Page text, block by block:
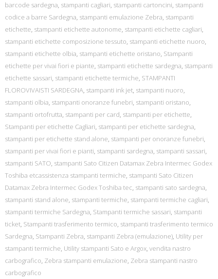
barcode sardegna, stampanti cagliari, stampanti cartoncini, stampanti
codice a barre Sardegna, stampanti emulazione Zebra, stampanti
etichette, stampanti etichette autonome, stampanti etichette cagliari,
stampanti etichette composizione tessuto, stampanti etichette nuoro,
stampanti etichette olbia, stampanti etichette oristano, Stampanti
etichette per vivai fiori e piante, stampanti etichette sardegna, stampanti
etichette sassari, stampanti etichette termiche, STAMPANTI
FLOROVIVAISTI SARDEGNA, stampanti ink jet, stampanti nuoro,
stampanti olbia, stampanti onoranze funebri, stampanti oristano,
stampanti ortofrutta, stampanti per card, stampanti per etichette,
Stampanti per etichette Cagliari, stampanti per etichette sardegna,
stampanti per etichette stand alone, stampanti per onoranze funebri,
stampanti per vivai fiori e pianti, stampanti sardegna, stampanti sassari,
stampanti SATO, stampanti Sato Citizen Datamax Zebra Intermec Godex
Toshiba etcassistenza stampanti termiche, stampanti Sato Citizen
Datamax Zebra Intermec Godex Toshiba tec, stampanti sato sardegna,
stampanti stand alone, stampanti termiche, stampanti termiche cagliari,
stampanti termiche Sardegna, Stampanti termiche sassari, stampanti
ticket, Stampanti trasferimento termico, stampanti trasferimento termico
Sardegna, Stampanti Zebra, stampanti Zebra (emulazione), Utility per
stampanti termiche, Utility stampanti Sato e Argox, vendita nastro
carbografico, Zebra stampanti emulazione, Zebra stampanti nastro
carbografico